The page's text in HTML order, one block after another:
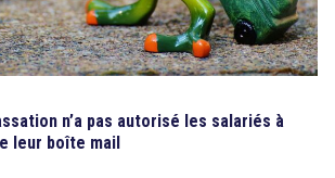
n’a pas autorisé les salariés à
leur boîte mail